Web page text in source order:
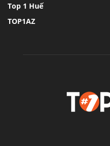
Top 1 Huế
TOP1AZ